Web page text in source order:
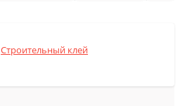
Строительный клей